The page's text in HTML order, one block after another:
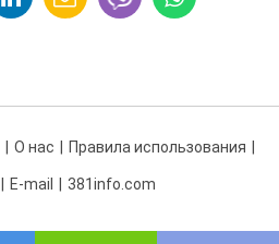
О нас Правила использования
E-mail 381info.com